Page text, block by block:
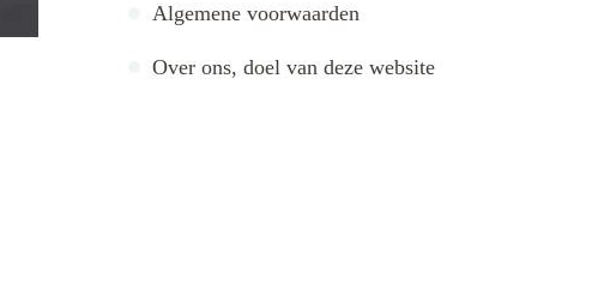
Algemene voorwaarden
Over ons, doel van deze website